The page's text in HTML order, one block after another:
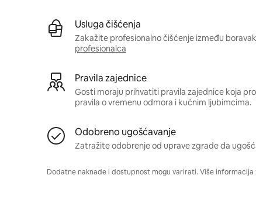
Usluga čišćenja
Zakažite profesionalno čišćenje između
profesionalca
Pravila zajednice
Gosti moraju prihvatiti pravila zajednice koja
pravila o vremenu odmora i kućnim ljubimcima.
Odobreno ugošćavanje
Zatražite odobrenje od uprave zgrade da
Dodatne naknade i dostupnost mogu varirati. Više